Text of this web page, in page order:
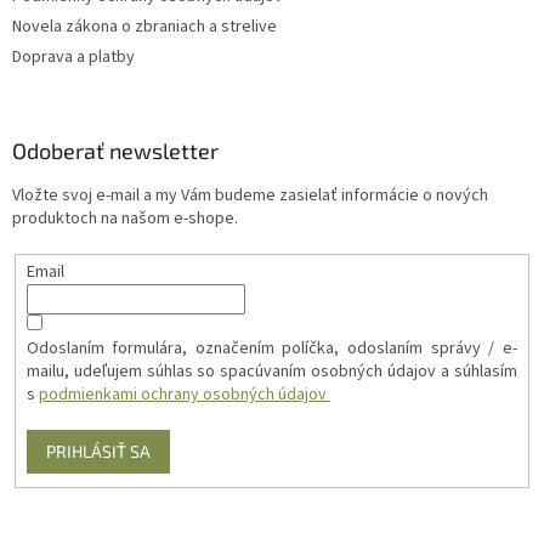
Novela zákona o zbraniach a strelive
Doprava a platby
Odoberať newsletter
Vložte svoj e-mail a my Vám budeme zasielať informácie o nových
produktoch na našom e-shope.
Email
Odoslaním formulára, označením políčka, odoslaním správy / e-
mailu, udeľujem súhlas so spacúvaním osobných údajov a súhlasím
s podmienkami ochrany osobných údajov
PRIHLÁSIŤ SA